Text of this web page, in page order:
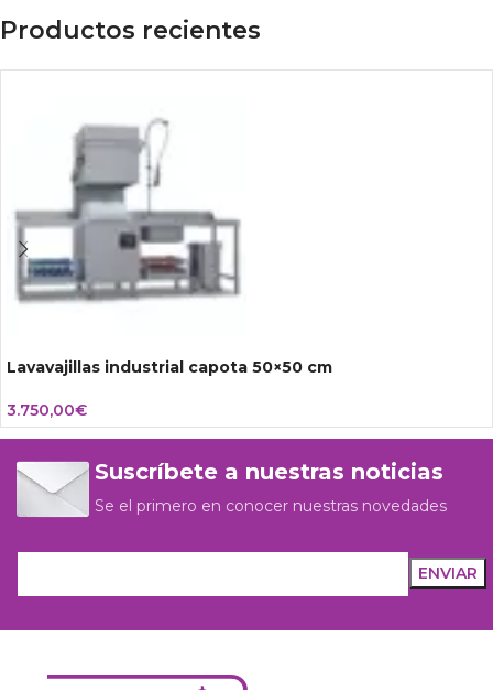
Productos recientes
Lavavajillas industrial capota 50×50 cm
3.750,00€
Suscríbete a nuestras noticias
Se el primero en conocer nuestras novedades